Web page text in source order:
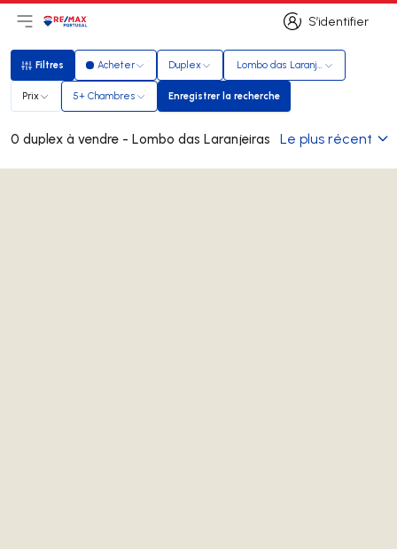
S’identifier
S’identifier
Ouvrir le menu principal
LogoAller à la page d’accueil
Filtres
Filtres Acheter Duplex Lombo das Laranjeiras
Prix 5+ Chambres Enregistrer la recherche
Enregistrer la recherche
0 duplex à vendre - Lombo das Laranjeiras Le plus récent